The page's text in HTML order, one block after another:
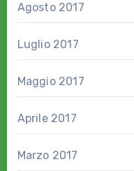
Agosto 2017
Luglio 2017
Maggio 2017
Aprile 2017
Marzo 2017